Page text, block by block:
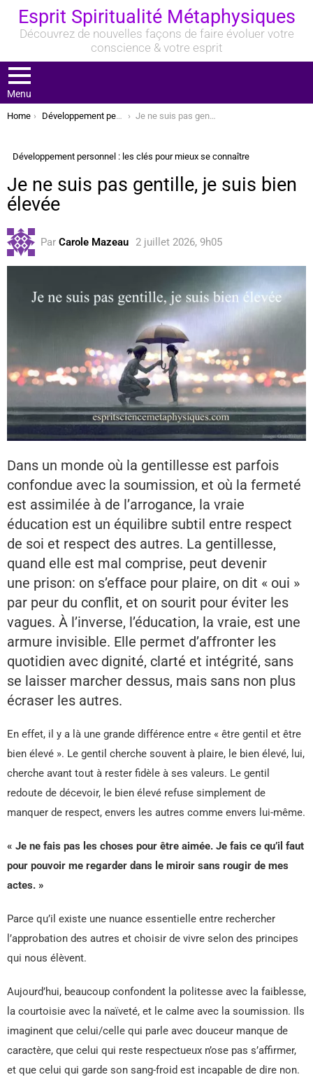
Esprit Spiritualité Métaphysiques
Découvrez de nouvelles façons de faire évoluer votre
conscience & votre esprit
Menu
You are here:
Home Développement personnel : les clés pour mieux se connaître Je ne suis pas gentille, je suis bien élevée
Développement personnel : les clés pour mieux se connaître
Je ne suis pas gentille, je suis bien
élevée
Par Carole Mazeau 2 juillet 2026, 9h05
Dans un monde où la gentillesse est parfois
confondue avec la soumission, et où la fermeté
est assimilée à de l’arrogance, la vraie
éducation est un équilibre subtil entre respect
de soi et respect des autres. La gentillesse,
quand elle est mal comprise, peut devenir
une prison: on s’efface pour plaire, on dit « oui »
par peur du conflit, et on sourit pour éviter les
vagues. À l’inverse, l’éducation, la vraie, est une
armure invisible. Elle permet d’affronter les
quotidien avec dignité, clarté et intégrité, sans
se laisser marcher dessus, mais sans non plus
écraser les autres.
En effet, il y a là une grande différence entre « être gentil et être
bien élevé ». Le gentil cherche souvent à plaire, le bien élevé, lui,
cherche avant tout à rester fidèle à ses valeurs. Le gentil
redoute de décevoir, le bien élevé refuse simplement de
manquer de respect, envers les autres comme envers lui-même.
« Je ne fais pas les choses pour être aimée. Je fais ce qu’il faut
pour pouvoir me regarder dans le miroir sans rougir de mes
actes. »
Parce qu’il existe une nuance essentielle entre rechercher
l’approbation des autres et choisir de vivre selon des principes
qui nous élèvent.
Aujourd’hui, beaucoup confondent la politesse avec la faiblesse,
la courtoisie avec la naïveté, et le calme avec la soumission. Ils
imaginent que celui/celle qui parle avec douceur manque de
caractère, que celui qui reste respectueux n’ose pas s’affirmer,
et que celui qui garde son sang-froid est incapable de dire non.